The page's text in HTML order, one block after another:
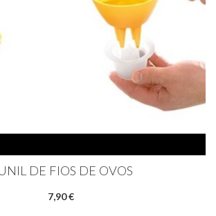
DE FIOS DE OVOS
7,90 €